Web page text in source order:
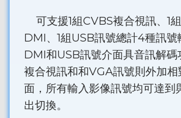
可支援1組CVBS複合視訊、1
DMI、1組USB訊號總計4種訊號
DMI和USB訊號介面具音訊解碼
複合視訊和和VGA訊號則外加相
面，所有輸入影像訊號均可達到
出切換。